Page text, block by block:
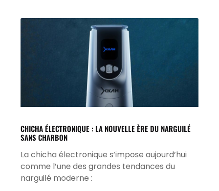
CHICHA ÉLECTRONIQUE : LA NOUVELLE ÈRE DU NARGUILÉ
SANS CHARBON
La chicha électronique s’impose aujourd’hui
comme l’une des grandes tendances du
narguilé moderne :